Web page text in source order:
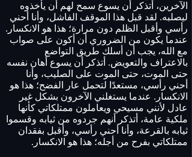
الآخرين، أتذكر أن يسوع سمح لهم أن يأخذوه
ليصلبه. لقد قبل هذا الموقف الفاشل، وأنا أحني
رأسي وأقبل الظلم دون مرارة؛ هذا هو الانكسار.
عندما يكون من الضروري أن أكون على صواب
مع الله، يجب أن أسلك طريق التواضع
بالاعتراف والتعويض. أتذكر أن يسوع أهان نفسه
حتى الموت، حتى الموت على الصليب، وأنا
أحني رأسي، مستعدًا لتحمل عار الفضح؛ هذا هو
الانكسار. عندما يستغلني الآخرون بشكل غير
عادل لأنني مسيحي ويعاملون ممتلكاتي كأنها
ملكية عامة، أتذكر أنهم جردوه من ثيابه وقسموا
ثيابه بالقرعة، وأنا أحني رأسي، وأقبل بفقدان
ممتلكاتي بفرح من أجله؛ هذا هو الانكسار.